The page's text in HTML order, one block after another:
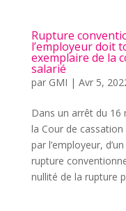
Rupture
l’employeur doit
exemplaire de la
salarié
par GMI | Avr 5,
Dans un arrêt du 16
la Cour de cassation
par l’employeur,
rupture
nullité de la rupture